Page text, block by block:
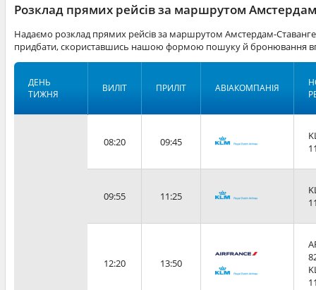
Розклад прямих рейсів за маршрутом
Надаємо розклад прямих рейсів за маршрутом Амстердам-
придбати, скориставшись нашою формою пошуку й бронювання
ДЕНЬ
ТИЖНЯ
ВИЛІТ ПРИЛІТ АВІАКОМПАНІЯ
08:20 09:45
09:55 11:25
12:20 13:50